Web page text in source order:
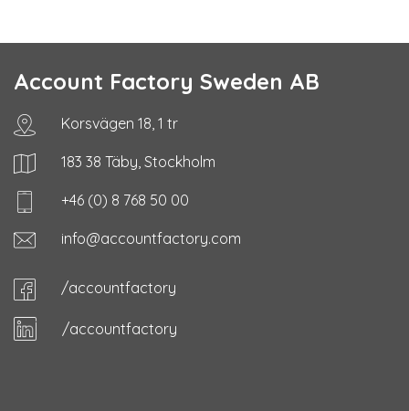
Account Factory Sweden AB
Korsvägen 18, 1 tr
183 38 Täby, Stockholm
+46 (0) 8 768 50 00
info@accountfactory.com
/accountfactory
/accountfactory